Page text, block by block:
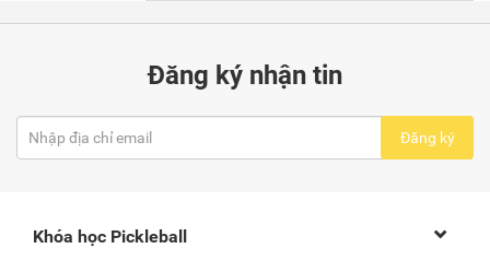
Đăng ký nhận tin
Đăng ký
Khóa học Pickleball